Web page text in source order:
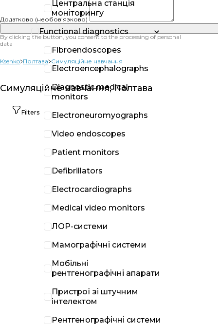
Додатково (необов’язково)
By clicking the button, you consent to the processing of personal
data
Ksenko Полтава Симуляційне навчання
Симуляційне навчання, Полтава
Filters
Центральна станція
моніторингу
Functional diagnostics
Fibroendoscopes
Electroencephalographs
Diagnostic medical
monitors
Electroneuromyographs
Video endoscopes
Patient monitors
Defibrillators
Electrocardiographs
Medical video monitors
ЛОР-системи
Мамографічні системи
Мобільні
рентгенографічні апарати
Пристрої зі штучним
інтелектом
Рентгенографічні системи